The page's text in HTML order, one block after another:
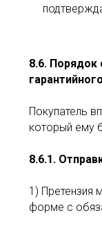
8.6. Порядок
Покупатель
который ему
8.6.1.
1) Претензия
форме с